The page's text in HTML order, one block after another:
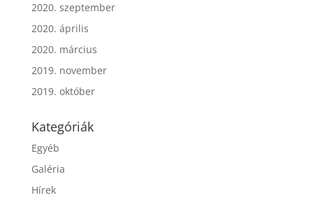
2020. szeptember
2020. április
2020. március
2019. november
2019. október
Kategóriák
Egyéb
Galéria
Hírek